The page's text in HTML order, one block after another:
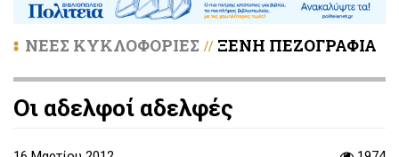
ΝΕΕΣ ΚΥΚΛΟΦΟΡΙΕΣ // ΞΕΝΗ ΠΕΖΟΓΡΑΦΙΑ
Οι αδελφοί αδελφές